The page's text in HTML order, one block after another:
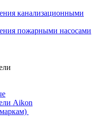
канализационными
пожарными насосами
Aikon